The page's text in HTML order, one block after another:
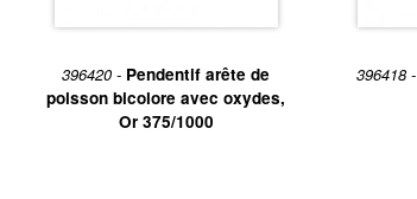
396420 - Pendentif arête de
poisson bicolore avec oxydes,
Or 375/1000
396418 -